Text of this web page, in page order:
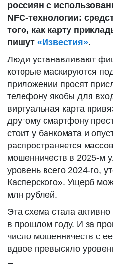
россиян с
NFC-технологии:
того, как карту
пишут «Известия».
Люди устанавливают
которые маскируются
приложении просят
телефону якобы для
виртуальная карта
другому смартфону
стоит у банкомата и
распространяется
мошенничеств в 2025-м
уровень всего 2024-го,
Касперского». Ущерб
млн рублей.
Эта схема стала
в прошлом году. И за
число мошенничеств с
вдвое превысило